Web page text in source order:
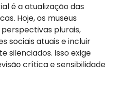
é a atualização das
Hoje, os museus
plurais,
sociais atuais e incluir
silenciados. Isso exige
crítica e sensibilidade